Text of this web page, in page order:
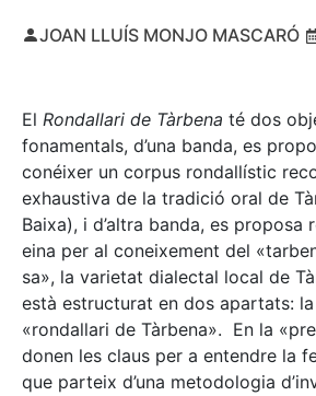
JOAN LLUÍS MONJO MASCARÓ
El Rondallari de Tàrbena té dos
fonamentals, d’una banda, es
conéixer un corpus rondallístic
exhaustiva de la tradició oral de
Baixa), i d’altra banda, es proposa
eina per al coneixement del
sa», la varietat dialectal local de
està estructurat en dos apartats:
«rondallari de Tàrbena». En la
donen les claus per a entendre la
que parteix d’una metodologia